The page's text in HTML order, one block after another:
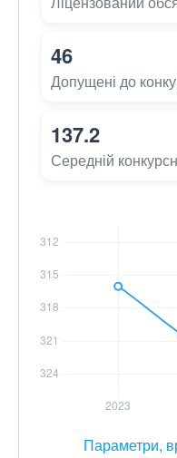
46
Допущені до
137.2
Середній
Параметри,